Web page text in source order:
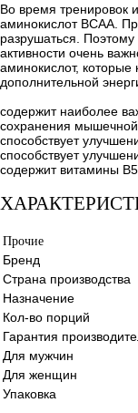
Во время тренировок
аминокислот BCAA.
разрушаться.
активности очень
аминокислот,
дополнительной
содержит наиболее
сохранения
способствует
способствует
содержит витамины
Прочие
Бренд
Страна производства
Назначение
Кол-во порций
Гарантия
Для мужчин
Для женщин
Упаковка